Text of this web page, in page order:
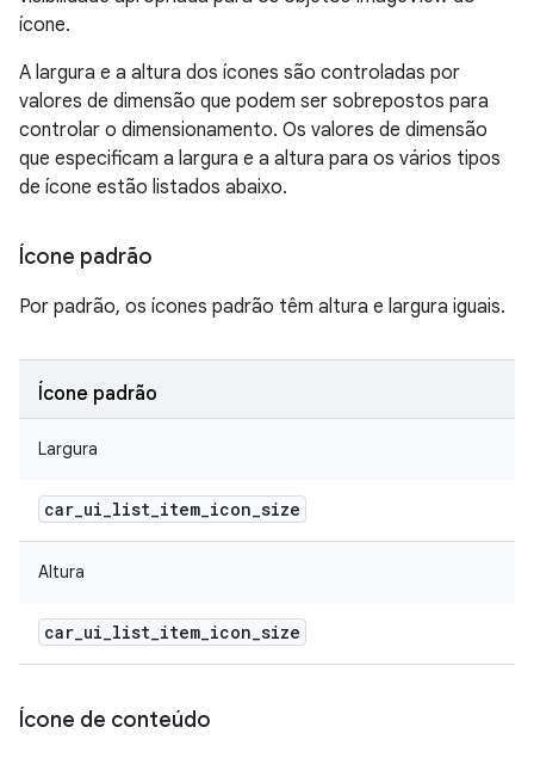
ícone.
A largura e a altura dos ícones são controladas por
valores de dimensão que podem ser sobrepostos para
controlar o dimensionamento. Os valores de dimensão
que especificam a largura e a altura para os vários tipos
de ícone estão listados abaixo.
Ícone padrão
Por padrão, os ícones padrão têm altura e largura iguais.
Ícone padrão
Largura
car_ui_list_item_icon_size
Altura
car_ui_list_item_icon_size
Ícone de conteúdo